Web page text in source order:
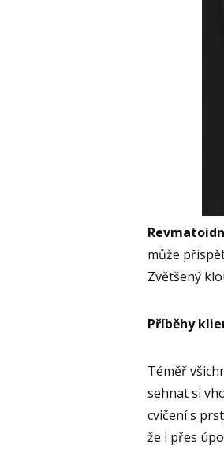
může
Zvětšený
Příběhy
Téměř
sehnat si
cvičení s
že i přes